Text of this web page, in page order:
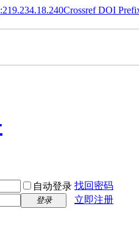
Crossref DOI
自动登录 找回密码
登录 立即注册